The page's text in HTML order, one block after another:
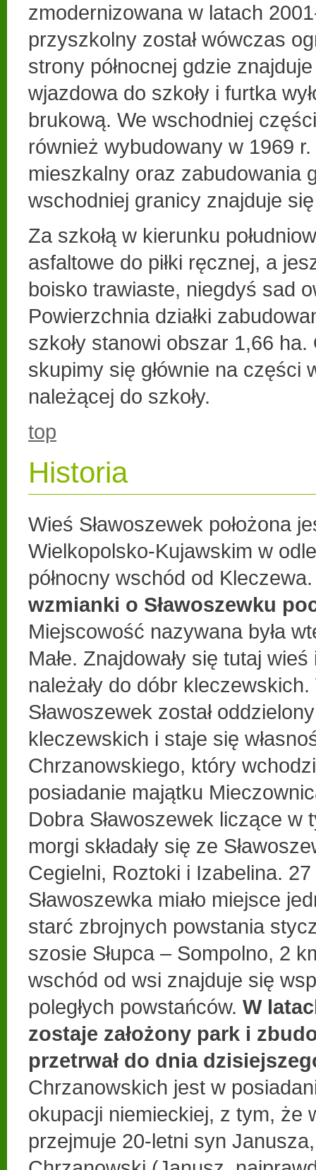
zmodernizowana w latach
przyszkolny został wówczas
strony północnej gdzie
wjazdowa do szkoły i furtka
brukową. We wschodniej
również wybudowany w 1969
mieszkalny oraz zabudowania
wschodniej granicy znajduje
Za szkołą w kierunku
asfaltowe do piłki ręcznej, a
boisko trawiaste, niegdyś sad
Powierzchnia działki
szkoły stanowi obszar 1,66
skupimy się głównie na części
należącej do szkoły.
top
Historia
Wieś Sławoszewek położona
Wielkopolsko-Kujawskim w
północny wschód od Kleczewa.
wzmianki o Sławoszewku
Miejscowość nazywana była
Małe. Znajdowały się tutaj
należały do dóbr
Sławoszewek został
kleczewskich i staje się
Chrzanowskiego, który
posiadanie majątku
Dobra Sławoszewek liczące w
morgi składały się ze
Cegielni, Roztoki i Izabelina.
Sławoszewka miało miejsce
starć zbrojnych powstania
szosie Słupca – Sompolno, 2
wschód od wsi znajduje się
poległych powstańców. W
zostaje założony park i
przetrwał do dnia
Chrzanowskich jest w
okupacji niemieckiej, z tym, że
przejmuje 20-letni syn Janusza,